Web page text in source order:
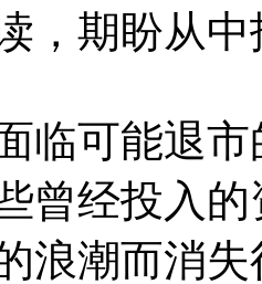
，期盼从
临可能退
曾经投入
浪潮而消